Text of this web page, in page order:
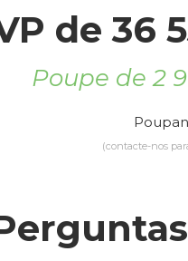
de 36
Poupe de 2
(contacte-nos